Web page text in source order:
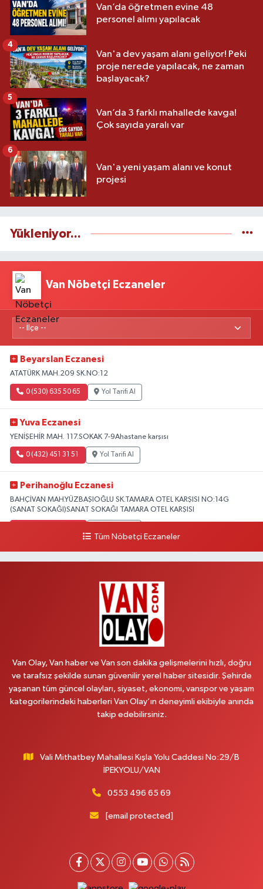
Van’da öğretmen evine 48
personel alımı yapılacak
Van'a dev yaşam alanı geliyor! Peki
proje nerede yapılacak, ne zaman
başlayacak?
4
Van’da 3 farklı mahallede kavga!
Çok sayıda yaralı var
5
Van'a yeni yaşam alanı ve konut
projesi
6
Yükleniyor...
Van Nöbetçi Eczaneler
Beyarslan Eczanesi
ATATÜRK MAH.209 SK.NO:12
0 (530) 635 50 65 Yol Tarifi Al
Yuva Eczanesi
YENİŞEHİR MAH. 117.SOKAK 7-9Ahastane karşısı
0 (432) 451 31 51 Yol Tarifi Al
Perihanoğlu Eczanesi
BAHÇİVAN MAH.YÜZBAŞIOĞLU SK.TAMARA OTEL KARŞISI NO:14G
(SANAT SOKAĞI)SANAT SOKAĞI TAMARA OTEL KARŞISI
Yol Tarifi Al
BEYAZIT MAH.ZEYLAN CADDESİ OKYANUS GİYİM YANI NO:1
Afşar Eczanesi
Kazım Karabekir cad.Eski Araştırma Hastanesi karşısı (kent park karşısı )
Gürpınar Eczanesi
Akpınar Mah. Milli Egemenlik Cad.No:7 A
Yol Tarifi Al
0 (432) 215 77 65 Yol Tarifi Al
Ferhat Eczanesi
Tüm Nöbetçi Eczaneler
Van Olay, Van haber ve Van son dakika gelişmelerini hızlı, doğru
ve tarafsız şekilde sunan güvenilir yerel haber sitesidir. Şehirde
yaşanan tüm güncel olayları, siyaset, ekonomi, vanspor ve yaşam
kategorilerindeki haberleri Van Olay’ın deneyimli ekibiyle anında
takip edebilirsiniz.
Vali Mithatbey Mahallesi Kışla Yolu Caddesi No:29/B
İPEKYOLU/VAN
0553 496 65 69
[email protected]